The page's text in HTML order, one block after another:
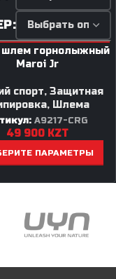
шлем горнолыжный
Maroi Jr
спорт, Защитная
, Шлема
A9217-CRG
49 900 KZT
ПАРАМЕТРЫ